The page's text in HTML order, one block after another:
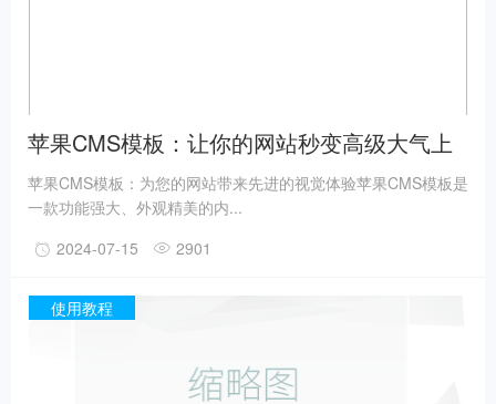
苹果CMS模板：让你的网站秒变高级大气上
档次！
苹果CMS模板：为您的网站带来先进的视觉体验苹果CMS模板是
一款功能强大、外观精美的内...
2024-07-15
2901
使用教程